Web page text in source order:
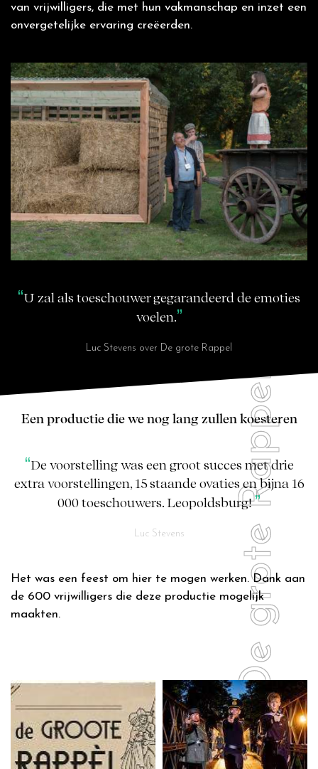
van vrijwilligers, die met hun vakmanschap en inzet een
onvergetelijke ervaring creëerden.
U zal als toeschouwer gegarandeerd de emoties
voelen.
Luc Stevens over De grote Rappel
Een productie die we nog lang zullen koesteren
De voorstelling was een groot succes met drie
extra voorstellingen, 15 staande ovaties en bijna 16
000 toeschouwers. Leopoldsburg!
Luc Stevens
Het was een feest om hier te mogen werken. Dank aan
de 600 vrijwilligers die deze productie mogelijk
maakten.
De grote Rappel 2